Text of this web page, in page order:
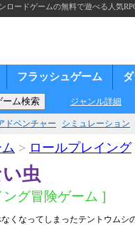
ードゲームの無料で遊べる人気
フラッシュゲーム
ジャンル詳細
ドベンチャー シミュレーション
> ロールプレイング
虫
グ冒険ゲーム ]
くなってしまったテントウムシ